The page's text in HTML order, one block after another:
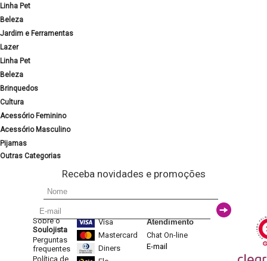
Linha Pet
Beleza
Jardim e Ferramentas
Lazer
Linha Pet
Beleza
Brinquedos
Cultura
Acessório Feminino
Acessório Masculino
Pijamas
Outras Categorias
Receba novidades e promoções
Sobre o
Soulojista
Perguntas
frequentes
Política de
Visa
Mastercard
Diners
Atendimento
Chat On-line
E-mail